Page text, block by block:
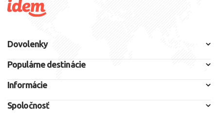
Dovolenky
Populárne destinácie
Informácie
Spoločnosť